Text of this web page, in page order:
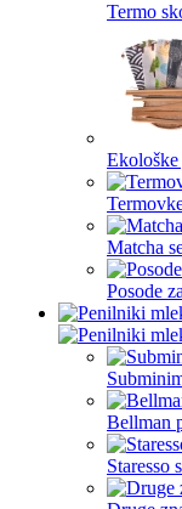
Termo
Matcha
Posode
Bellman
Staresso